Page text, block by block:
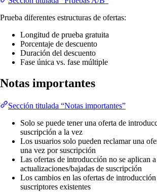
Prueba diferentes estructuras de ofertas:
Longitud de prueba gratuita
Porcentaje de descuento
Duración del descuento
Fase única vs. fase múltiple
Notas importantes
Sección titulada “Notas importantes”
Solo se puede tener una oferta de
suscripción a la vez
Los usuarios solo pueden reclamar una
una vez por suscripción
Las ofertas de introducción no se aplican
actualizaciones/bajadas de suscripción
Los cambios en las ofertas de
suscriptores existentes